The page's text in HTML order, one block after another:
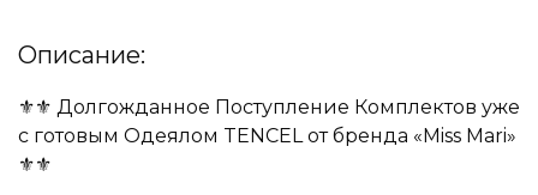
Описание:
⚜️⚜️ Долгожданное Поступление Комплектов уже
с готовым Одеялом TENCEL от бренда «Miss Mari»
⚜️⚜️